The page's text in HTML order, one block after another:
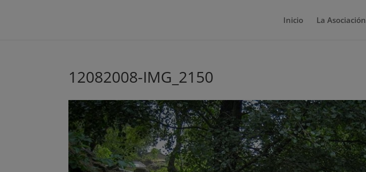
Inicio La Asociación
12082008-IMG_2150